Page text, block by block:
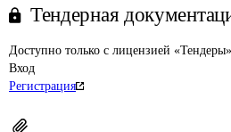
Тендерная
Доступно только с лицензией
Вход
Регистрация